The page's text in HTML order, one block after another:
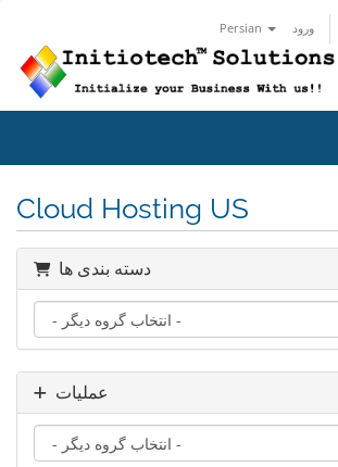
Persian ورود
Cloud Hosting US
دسته بندی ها
عملیات